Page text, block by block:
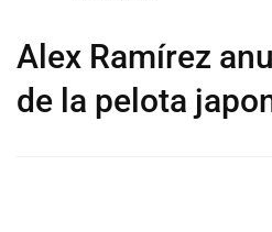
Alex Ramírez
de la pelota